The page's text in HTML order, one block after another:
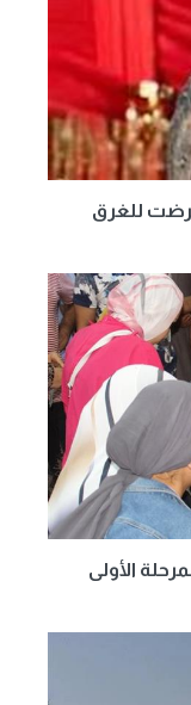
للغرق
المرحلة الأولى